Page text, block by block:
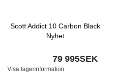
Scott Addict 10 Carbon Black
Nyhet
79 995SEK
Visa lagerinformation